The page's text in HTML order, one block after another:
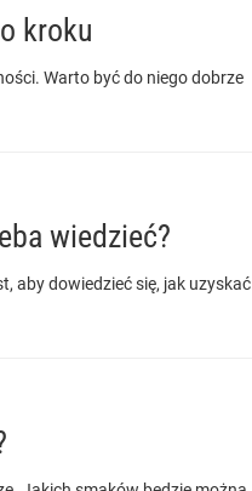
kroku
Warto być do niego dobrze
wiedzieć?
aby dowiedzieć się, jak uzyskać